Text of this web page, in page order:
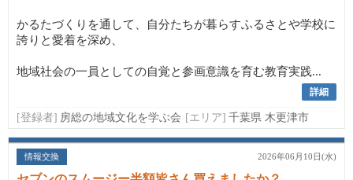
かるたづくりを通して、自分たちが暮らすふるさとや学校に
誇りと愛着を深め、
地域社会の一員としての自覚と参画意識を育む教育実践...
詳細
[登録者] 房総の地域文化を学ぶ会 [エリア] 千葉県 木更津市
情報交換 2026年06月10日(水)